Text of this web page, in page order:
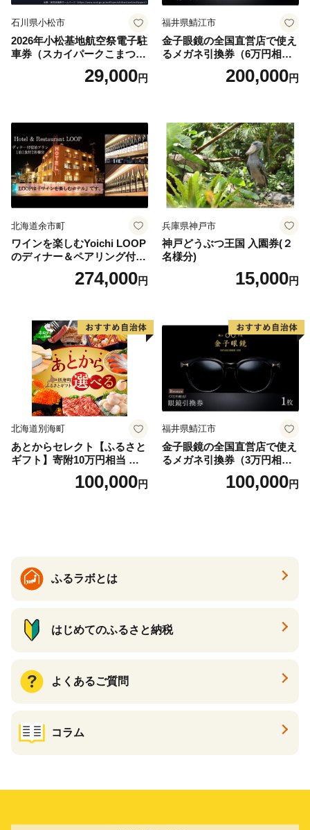
石川県小松市
2026年小松基地航空祭電子駐
車券（スカイパークこまつ
翼） 駐車場 シャトルバスの
りばすぐ 石川県 小松市
29,000円
福井県鯖江市
金子眼鏡の全国直営店で使え
るメガネ引換券（6万円相
当） Platinum200,000円
北海道余市町
ワインを楽しむYoichi LOOP
のディナー＆ペアリング付宿
泊プラン＜デラックスツイン
274,000円
兵庫県神戸市
神戸どうぶつ王国 入園券(２
名様分)
15,000円
北海道別海町
あとからセレクト【ふるさと
ギフト】寄附10万円相当 あ
とから選べる！ ギフト いく
ら ほたて 海鮮 牛肉 別海町
ギフト ふるさと納税 ）
100,000円
福井県鯖江市
金子眼鏡の全国直営店で使え
るメガネ引換券（3万円相
100,000円
ふるラボとは
はじめてのふるさと納税
よくあるご質問
コラム